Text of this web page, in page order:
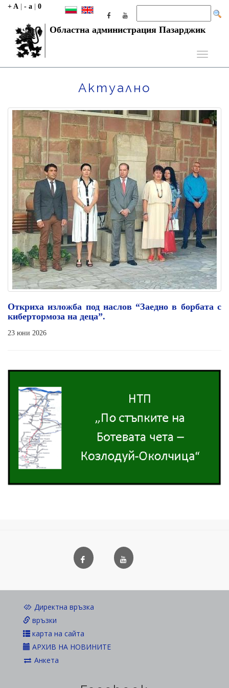
+ A - a 0
Областна администрация Пазарджик
Toggle
Актуално
Откриха изложба под наслов “Заедно в борбата с
кибертормоза на деца”.
23 юни 2026
Директна връзка
връзки
карта на сайта
АРХИВ НА НОВИНИТЕ
Анкета